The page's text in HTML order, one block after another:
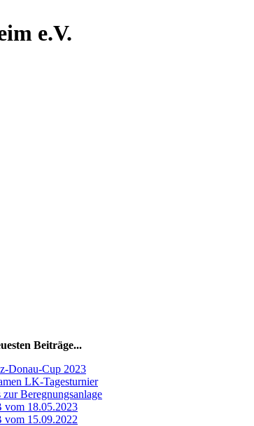
e.V.
Beiträge...
Donau-Cup 2023
LK-Tagesturnier
zur Beregnungsanlage
vom 18.05.2023
vom 15.09.2022